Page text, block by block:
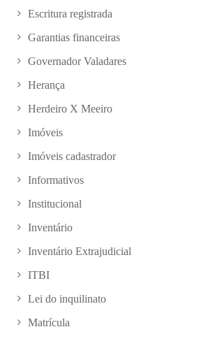
Escritura registrada
Garantias financeiras
Governador Valadares
Herança
Herdeiro X Meeiro
Imóveis
Imóveis cadastrador
Informativos
Institucional
Inventário
Inventário Extrajudicial
ITBI
Lei do inquilinato
Matrícula